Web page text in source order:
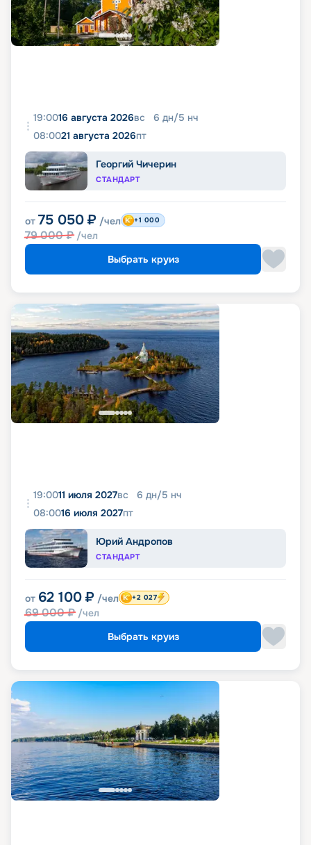
19:0016 августа 2026вс 6 дн/5 нч
08:0021 августа 2026пт
Георгий Чичерин
СТАНДАРТ
от 75 050 ₽ /чел
79 000₽ /чел
+1 000
Выбрать круиз
19:0011 июля 2027вс 6 дн/5 нч
08:0016 июля 2027пт
Юрий Андропов
СТАНДАРТ
от 62 100 ₽ /чел
69 000₽ /чел
+2 027
Выбрать круиз